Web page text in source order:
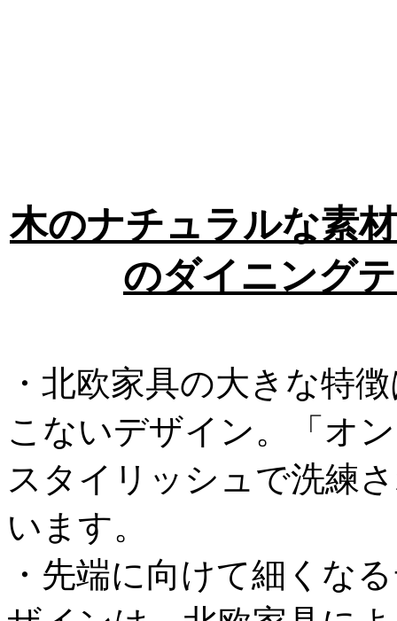
木のナチュラルな素
のダイニング
・北欧家具の大きな特
こないデザイン。「オ
スタイリッシュで洗練
います。
・先端に向けて細くな